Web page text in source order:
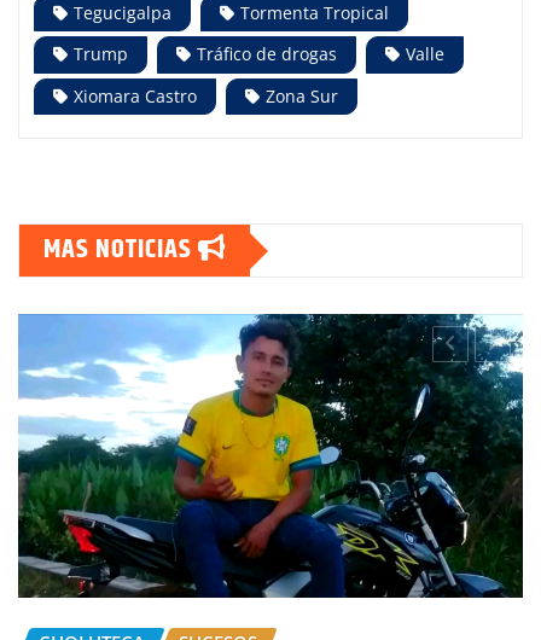
Tegucigalpa
Tormenta Tropical
Trump
Tráfico de drogas
Valle
Xiomara Castro
Zona Sur
MAS NOTICIAS